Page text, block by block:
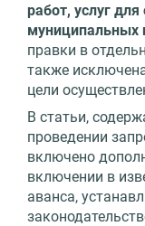
работ, услуг
муниципальных
правки в
также
цели
В статьи,
проведении
включено
включении в
аванса,